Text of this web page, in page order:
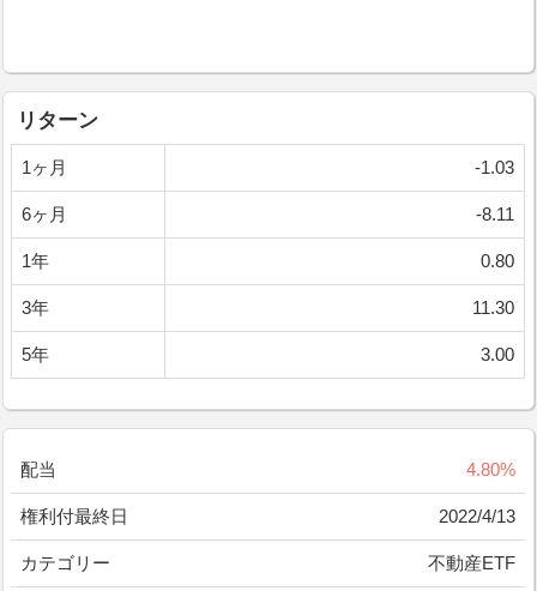
リターン
1ヶ月 -1.03
6ヶ月 -8.11
1年 0.80
3年 11.30
5年 3.00
配当 4.80%
権利付最終日 2022/4/13
カテゴリー 不動産ETF